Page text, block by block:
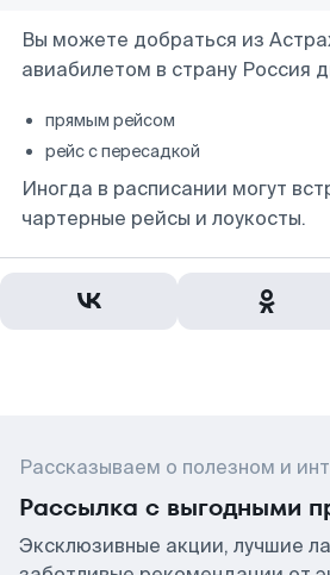
Вы можете добраться из
авиабилетом в страну Россия
прямым рейсом
рейс с пересадкой
Иногда в расписании могут
чартерные рейсы и лоукосты.
Рассказываем о полезном и
Рассылка с выгодными
Эксклюзивные акции, лучшие